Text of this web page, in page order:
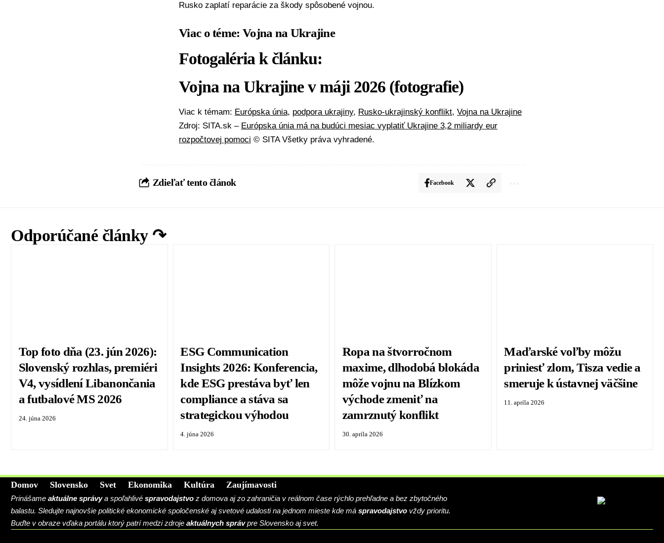
Rusko zaplatí reparácie za škody spôsobené vojnou.
Viac o téme: Vojna na Ukrajine
Fotogaléria k článku:
Vojna na Ukrajine v máji 2026 (fotografie)
Viac k témam: Európska únia, podpora ukrajiny, Rusko-ukrajinský konflikt, Vojna na Ukrajine
Zdroj: SITA.sk – Európska únia má na budúci mesiac vyplatiť Ukrajine 3,2 miliardy eur
rozpočtovej pomoci © SITA Všetky práva vyhradené.
Zdieľať tento článok Facebook
Odporúčané články ↷
Top foto dňa (23. jún 2026):
Slovenský rozhlas, premiéri
V4, vysídlení Libanončania
a futbalové MS 2026
24. júna 2026
ESG Communication
Insights 2026: Konferencia,
kde ESG prestáva byť len
compliance a stáva sa
strategickou výhodou
4. júna 2026
Ropa na štvorročnom
maxime, dlhodobá blokáda
môže vojnu na Blízkom
východe zmeniť na
zamrznutý konflikt
30. apríla 2026
Maďarské voľby môžu
priniesť zlom, Tisza vedie a
smeruje k ústavnej väčšine
11. apríla 2026
Domov Slovensko Svet Ekonomika Kultúra Zaujímavosti
Prinášame aktuálne správya spoľahlivé spravodajstvo z domova aj zo zahraničia v reálnom čase rýchlo prehľadne a bez zbytočného
balastu. Sledujte najnovšie politické ekonomické spoločenské aj svetové udalosti na jednom mieste kde má spravodajstvo vždy prioritu.
Buďte v obraze vďaka portálu ktorý patrí medzi zdroje aktuálnych správpre Slovensko aj svet.